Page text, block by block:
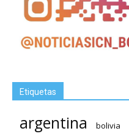
Etiquetas
argentina bolivia